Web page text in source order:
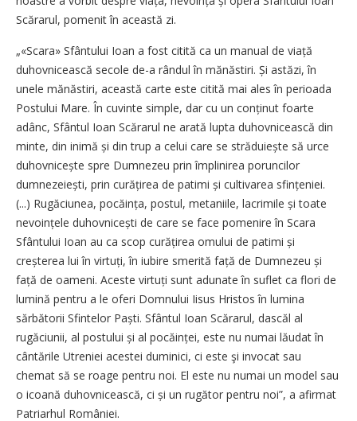
Scărarul, pomenit în această zi.
„«Scara» Sfântului Ioan a fost citită ca un manual de viață
duhovnicească secole de-a rândul în mănăstiri. Și astăzi, în
unele mănăstiri, această carte este citită mai ales în perioada
Postului Mare. În cuvinte simple, dar cu un conținut foarte
adânc, Sfântul Ioan Scărarul ne arată lupta duhovnicească din
minte, din inimă și din trup a celui care se străduiește să urce
duhov­nicește spre Dumnezeu prin împlinirea poruncilor
dumnezeiești, prin curăți­rea de patimi și cultivarea sfințeniei.
(...) Rugăciunea, po­că­ința, postul, metaniile, lacrimile și toate
nevo­ințele duhovnicești de care se face pomenire în Scara
Sfântului Ioan au ca scop curățirea omului de patimi și
creșterea lui în virtuți, în iubire smerită față de Dumnezeu și
față de oameni. Aceste virtuți sunt adunate în suflet ca flori de
lumină pentru a le oferi Domnului Iisus Hristos în lumina
sărbătorii Sfintelor Paști. Sfântul Ioan Scărarul, dascăl al
rugăciunii, al postului și al pocăinței, este nu numai lăudat în
cântările Utreniei acestei duminici, ci este şi invocat sau
chemat să se roage pentru noi. El este nu numai un model sau
o icoană duhovnicească, ci și un rugător pentru noi”, a afirmat
Patriarhul României.